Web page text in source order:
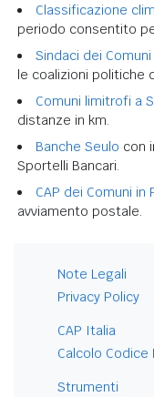
Classificazione
periodo consentito
Sindaci dei
le coalizioni politiche
Comuni limitrofi a
distanze in km.
Banche Seulo con
Sportelli Bancari.
CAP dei Comuni in
avviamento postale.
Note Legali
Privacy Policy
CAP Italia
Calcolo Codice
Strumenti